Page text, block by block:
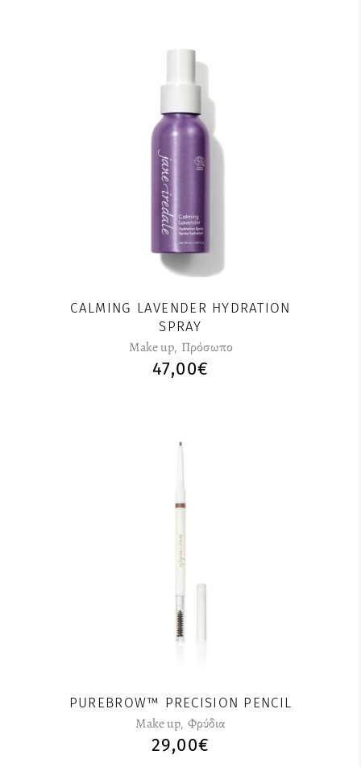
CALMING LAVENDER HYDRATION
SPRAY
Make up, Πρόσωπο
47,00€
PUREBROW™ PRECISION PENCIL
Make up, Φρύδια
29,00€